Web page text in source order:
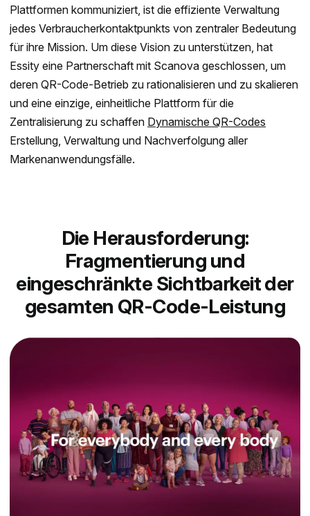
Plattformen kommuniziert, ist die effiziente Verwaltung
jedes Verbraucherkontaktpunkts von zentraler Bedeutung
für ihre Mission. Um diese Vision zu unterstützen, hat
Essity eine Partnerschaft mit Scanova geschlossen, um
deren QR-Code-Betrieb zu rationalisieren und zu skalieren
und eine einzige, einheitliche Plattform für die
Zentralisierung zu schaffen Dynamische QR-Codes
Erstellung, Verwaltung und Nachverfolgung aller
Markenanwendungsfälle.
Die Herausforderung:
Fragmentierung und
eingeschränkte Sichtbarkeit der
gesamten QR-Code-Leistung